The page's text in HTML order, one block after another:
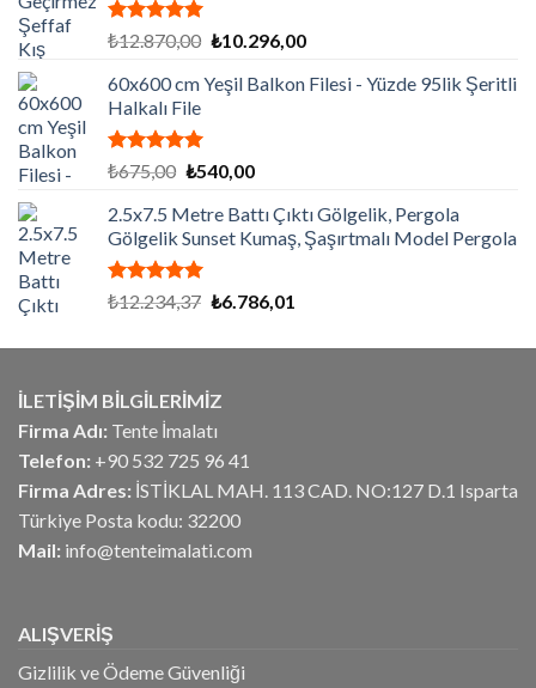
5 üzerinden
aldı
₺12.870,00 Orijinal
₺12.870,00.
₺10.296,00Şu
fiyat:
60x600 cm Yeşil Balkon Filesi - Yüzde 95lik Şeritli
Halkalı File
5 üzerinden
oy
aldı
₺675,00 Orijinal
₺675,00.
₺540,00Şu
fiyat:
₺540,00.
2.5x7.5 Metre Battı Çıktı Gölgelik, Pergola
Gölgelik Sunset Kumaş, Şaşırtmalı Model Pergola
5 üzerinden
₺12.234,37 Orijinal
₺12.234,37.
₺6.786,01
fiyat:
İLETİŞİM BİLGİLERİMİZ
Firma Adı: Tente İmalatı
Telefon: +90 532 725 96 41
Firma Adres: İSTİKLAL MAH. 113 CAD. NO:127 D.1 Isparta
Türkiye Posta kodu: 32200
Mail: info@tenteimalati.com
ALIŞVERİŞ
Gizlilik ve Ödeme Güvenliği